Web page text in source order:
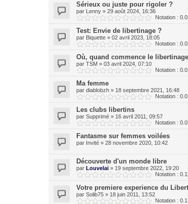
Sérieux ou juste pour rigoler ?
par Lenny » 29 août 2024, 16:36
Notation :
Test: Envie de libertinage ?
par Biquette » 02 avril 2023, 18:05
Notation :
Où, quand commence le
par TSM » 03 avril 2024, 07:10
Notation :
Ma femme
par diablobzh » 18 septembre 2021, 16:48
Notation :
Les clubs libertins
par Supprimé » 16 avril 2011, 09:57
Notation :
Fantasme sur femmes voilées
par Invité » 28 novembre 2020, 10:42
Découverte d'un monde libre
par Louvelaï» 19 septembre 2022, 19:20
Notation :
Votre premiere experience du
par Solib75 » 18 juin 2011, 13:52
Notation :